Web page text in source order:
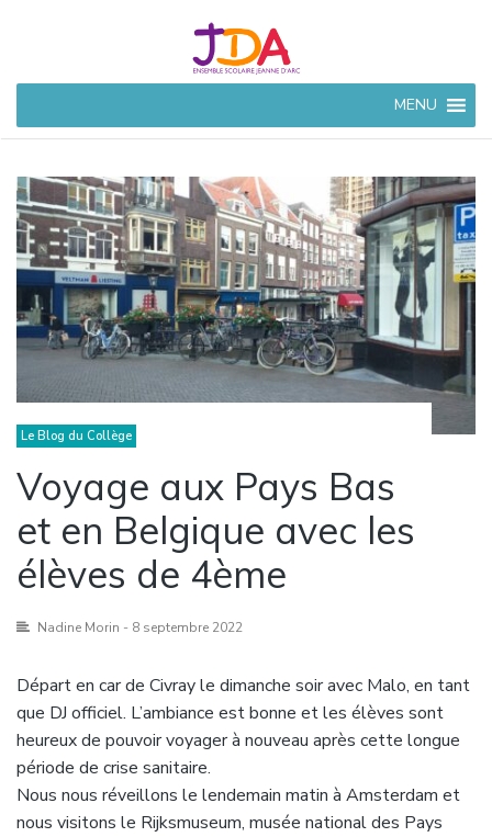
D'ARC
Ensemble Scolaire à
Civray (86)
MENU
Le Blog du Collège
Voyage aux Pays Bas
et en Belgique avec les
élèves de 4ème
Nadine Morin - 8 septembre 2022
Départ en car de Civray le dimanche soir avec Malo, en tant
que DJ officiel. L’ambiance est bonne et les élèves sont
heureux de pouvoir voyager à nouveau après cette longue
période de crise sanitaire.
Nous nous réveillons le lendemain matin à Amsterdam et
nous visitons le Rijksmuseum, musée national des Pays